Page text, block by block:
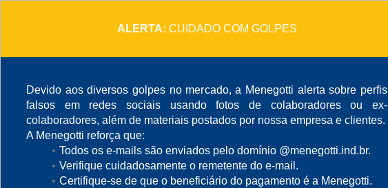
ALERTA: CUIDADO COM GOLPES
Devido aos diversos golpes no mercado, a Menegotti alerta sobre perfis
falsos em redes sociais usando fotos de colaboradores ou ex-
colaboradores, além de materiais postados por nossa empresa e clientes.
A Menegotti reforça que:
Todos os e-mails são enviados pelo domínio @menegotti.ind.br.
Verifique cuidadosamente o remetente do e-mail.
Certifique-se de que o beneficiário do pagamento é a Menegotti.